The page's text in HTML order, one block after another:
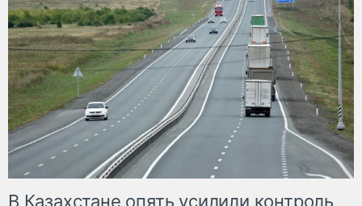
В Казахстане опять усилили контроль